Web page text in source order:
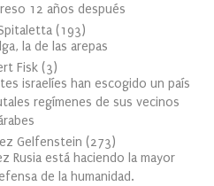
12 años después
(193)
la de las arepas
Fisk (3)
israelíes han escogido un país
regímenes de sus vecinos
Gelfenstein (273)
Rusia está haciendo la mayor
de la humanidad.